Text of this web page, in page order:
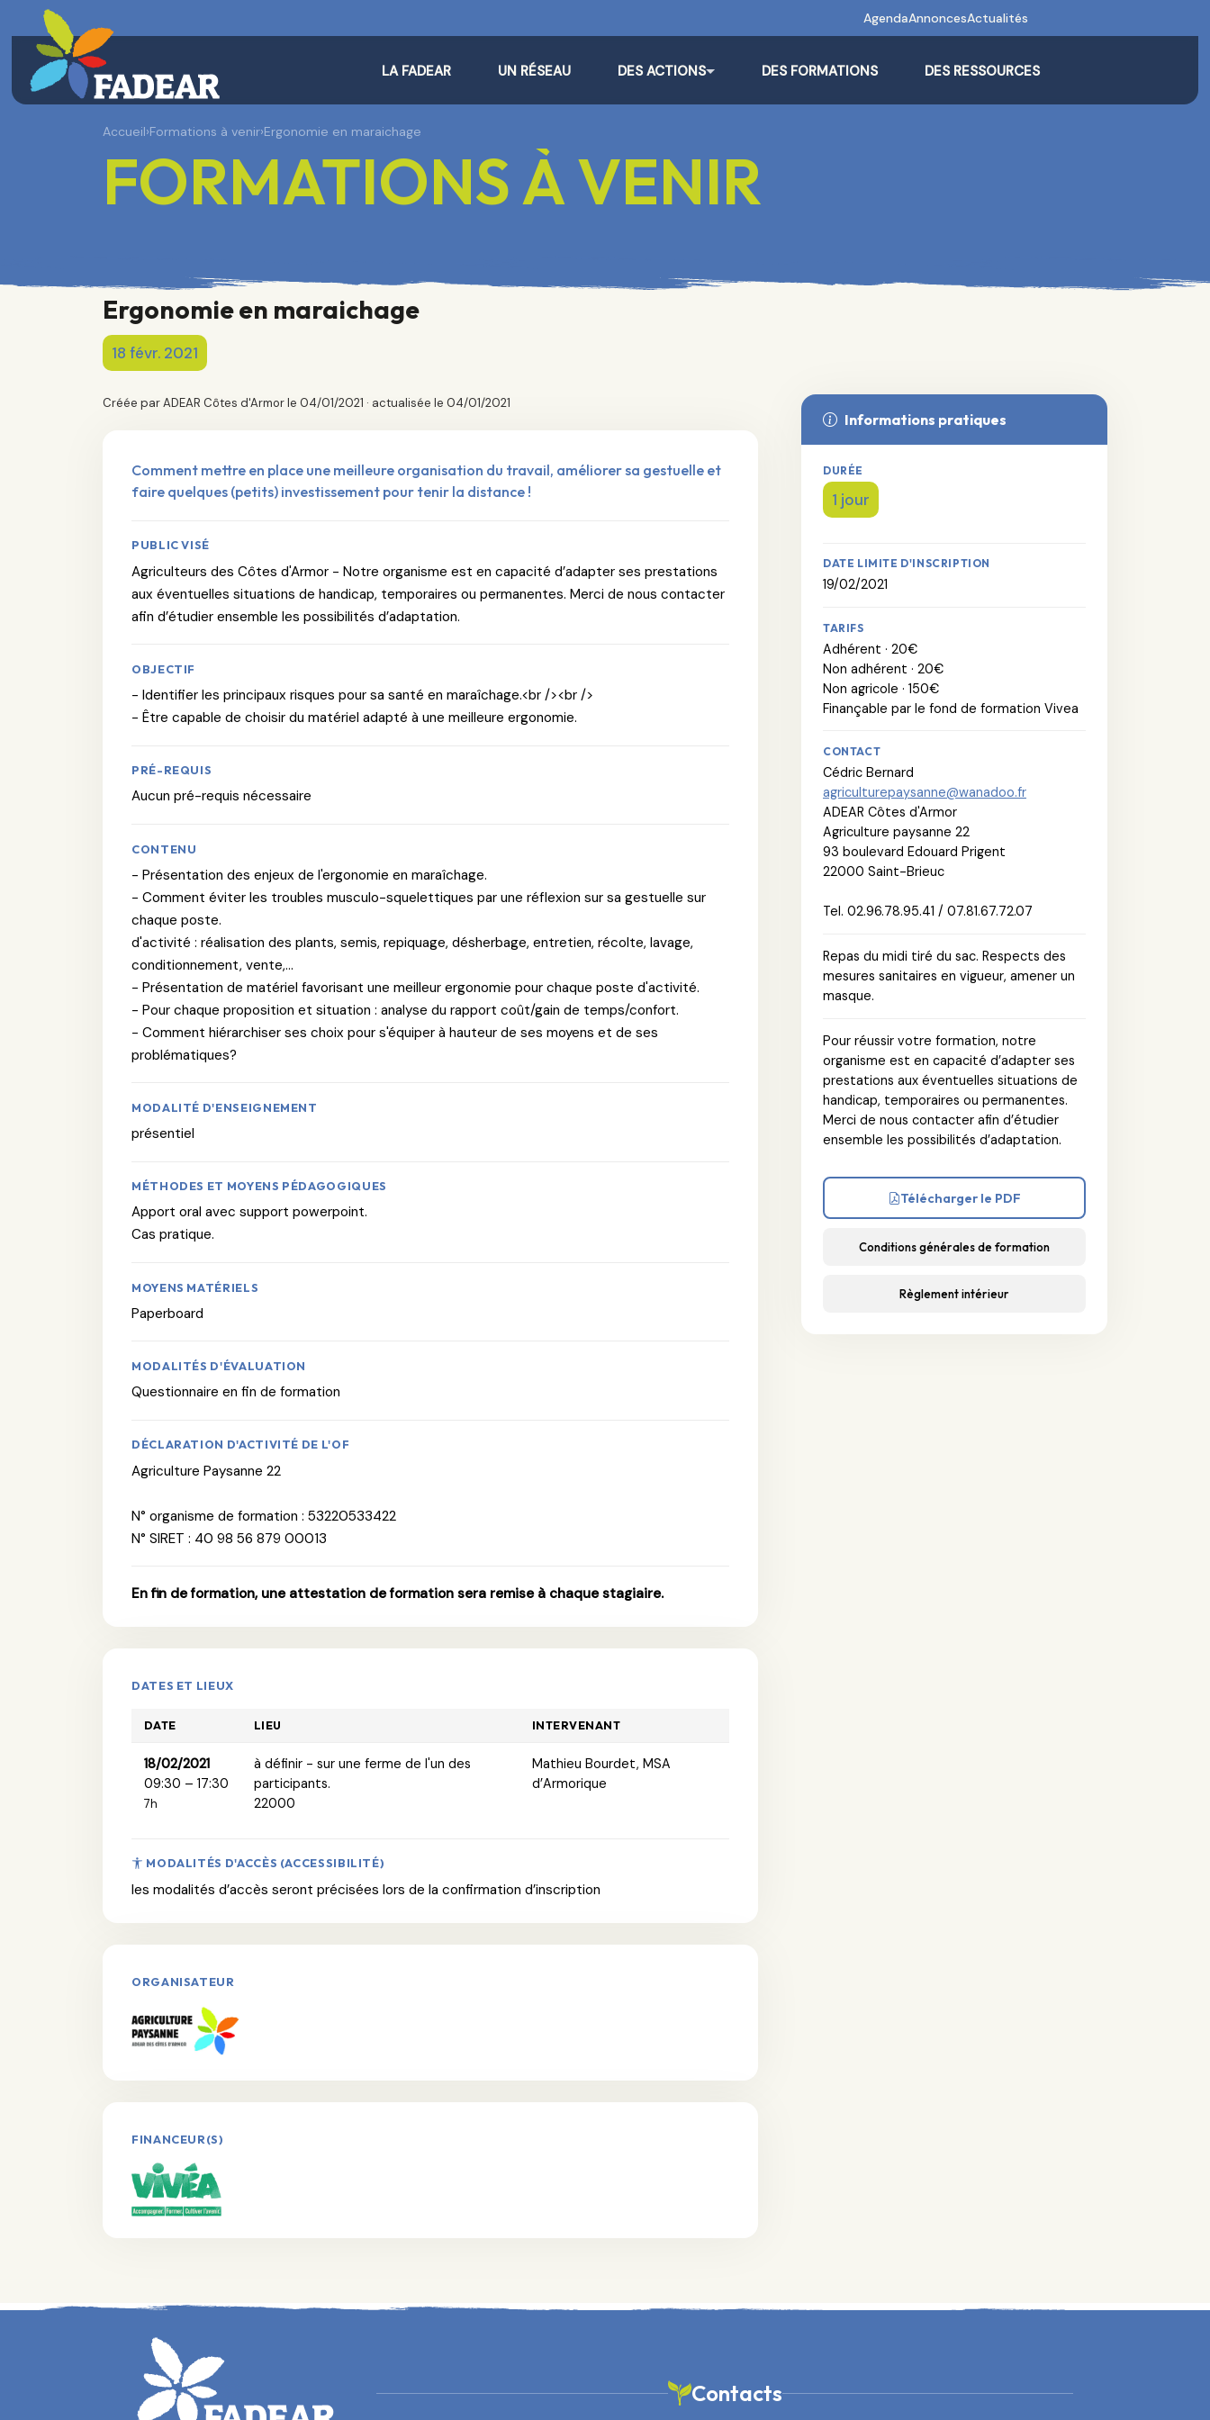
AgendaAnnoncesActualités
LA FADEAR UN RÉSEAU DES ACTIONS DES FORMATIONS DES RESSOURCES
Accueil›Formations à venir›Ergonomie en maraichage
FORMATIONS À VENIR
Ergonomie en maraichage
18 févr. 2021
Créée par ADEAR Côtes d'Armor le 04/01/2021 · actualisée le 04/01/2021
Comment mettre en place une meilleure organisation du travail, améliorer sa gestuelle et
faire quelques (petits) investissement pour tenir la distance !
PUBLIC VISÉ
Agriculteurs des Côtes d'Armor - Notre organisme est en capacité d’adapter ses prestations
aux éventuelles situations de handicap, temporaires ou permanentes. Merci de nous contacter
afin d’étudier ensemble les possibilités d’adaptation.
OBJECTIF
- Identifier les principaux risques pour sa santé en maraîchage.<br /><br />
- Être capable de choisir du matériel adapté à une meilleure ergonomie.
PRÉ-REQUIS
Aucun pré-requis nécessaire
CONTENU
- Présentation des enjeux de l'ergonomie en maraîchage.
- Comment éviter les troubles musculo-squelettiques par une réflexion sur sa gestuelle sur
chaque poste.
d'activité : réalisation des plants, semis, repiquage, désherbage, entretien, récolte, lavage,
conditionnement, vente,...
- Présentation de matériel favorisant une meilleur ergonomie pour chaque poste d'activité.
- Pour chaque proposition et situation : analyse du rapport coût/gain de temps/confort.
- Comment hiérarchiser ses choix pour s'équiper à hauteur de ses moyens et de ses
problématiques?
MODALITÉ D'ENSEIGNEMENT
présentiel
MÉTHODES ET MOYENS PÉDAGOGIQUES
Apport oral avec support powerpoint.
Cas pratique.
MOYENS MATÉRIELS
Paperboard
MODALITÉS D'ÉVALUATION
Questionnaire en fin de formation
DÉCLARATION D'ACTIVITÉ DE L'OF
Agriculture Paysanne 22
N° organisme de formation : 53220533422
N° SIRET : 40 98 56 879 00013
En fin de formation, une attestation de formation sera remise à chaque stagiaire.
DATES ET LIEUX
DATE LIEU INTERVENANT
18/02/2021
09:30 – 17:30
7h
à définir - sur une ferme de l'un des
participants.
22000
Mathieu Bourdet, MSA
d’Armorique
MODALITÉS D'ACCÈS (ACCESSIBILITÉ)
les modalités d’accès seront précisées lors de la confirmation d’inscription
ORGANISATEUR
FINANCEUR(S)
Informations pratiques
DURÉE
1 jour
DATE LIMITE D'INSCRIPTION
19/02/2021
TARIFS
Adhérent · 20€
Non adhérent · 20€
Non agricole · 150€
Finançable par le fond de formation Vivea
CONTACT
Cédric Bernard
agriculturepaysanne@wanadoo.fr
ADEAR Côtes d'Armor
Agriculture paysanne 22
93 boulevard Edouard Prigent
22000 Saint-Brieuc
Tel. 02.96.78.95.41 / 07.81.67.72.07
Repas du midi tiré du sac. Respects des
mesures sanitaires en vigueur, amener un
masque.
Pour réussir votre formation, notre
organisme est en capacité d’adapter ses
prestations aux éventuelles situations de
handicap, temporaires ou permanentes.
Merci de nous contacter afin d’étudier
ensemble les possibilités d’adaptation.
Télécharger le PDF
Conditions générales de formation
Règlement intérieur
Contacts